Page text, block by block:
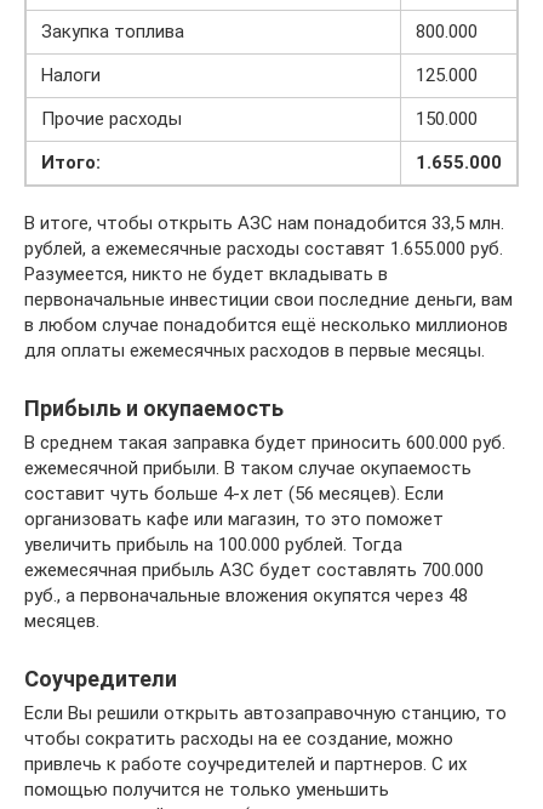
Закупка топлива
800.000
Налоги
125.000
Прочие расходы
150.000
Итого:
1.655.000
В итоге, чтобы открыть АЗС нам понадобится 33,5 млн.
рублей, а ежемесячные расходы составят 1.655.000 руб.
Разумеется, никто не будет вкладывать в
первоначальные инвестиции свои последние деньги, вам
в любом случае понадобится ещё несколько миллионов
для оплаты ежемесячных расходов в первые месяцы.
Прибыль и окупаемость
В среднем такая заправка будет приносить 600.000 руб.
ежемесячной прибыли. В таком случае окупаемость
составит чуть больше 4-х лет (56 месяцев). Если
организовать кафе или магазин, то это поможет
увеличить прибыль на 100.000 рублей. Тогда
ежемесячная прибыль АЗС будет составлять 700.000
руб., а первоначальные вложения окупятся через 48
месяцев.
Соучредители
Если Вы решили открыть автозаправочную станцию, то
чтобы сократить расходы на ее создание, можно
привлечь к работе соучредителей и партнеров. С их
помощью получится не только уменьшить